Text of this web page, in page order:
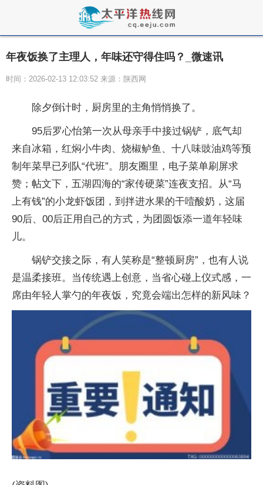
年夜饭换了主理人，年味还守得住吗？_微速讯
时间：2026-02-13 12:03:52 来源：陕西网
除夕倒计时，厨房里的主角悄悄换了。
95后罗心怡第一次从母亲手中接过锅铲，底气却
来自冰箱，红焖小牛肉、烧椒鲈鱼、十八味豉油鸡等预
制年菜早已列队“代班”。朋友圈里，电子菜单刷屏求
赞；帖文下，五湖四海的“家传硬菜”连夜支招。从“马
上有钱”的小龙虾饭团，到拌进水果的干噎酸奶，这届
90后、00后正用自己的方式，为团圆饭添一道年轻味
儿。
锅铲交接之际，有人笑称是“整顿厨房”，也有人说
是温柔接班。当传统遇上创意，当省心碰上仪式感，一
席由年轻人掌勺的年夜饭，究竟会端出怎样的新风味？